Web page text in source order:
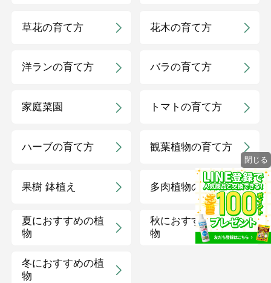
草花の育て方 花木の育て方
洋ランの育て方 バラの育て方
家庭菜園 トマトの育て方
ハーブの育て方 観葉植物の育て方
果樹 鉢植え 多肉植物の育て方
夏におすすめの植
物
秋におすすめの植
物
冬におすすめの植
物
閉じる